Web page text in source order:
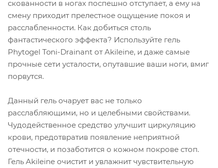
скованности в ногах поспешно отступает, а ему на
смену приходит прелестное ощущение покоя и
расслабленности. Как добиться столь
фантастического эффекта? Используйте гель
Phytogel Toni-Drainant от Akileine, и даже самые
прочные сети усталости, опутавшие ваши ноги, вмиг
порвутся.
Данный гель очарует вас не только
расслабляющими, но и целебными свойствами.
Чудодейственное средство улучшит циркуляцию
крови, предотвратив появление неприятной
отечности, и позаботится о кожном покрове стоп.
Гель Akileine очистит и увлажнит чувствительную